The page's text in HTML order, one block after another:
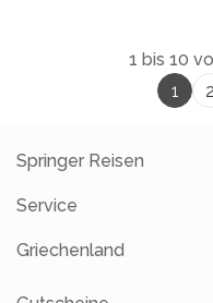
1 bis 10
1
2
Springer Reisen
Unsere Reisebüros
Unsere Partner
Service
Reiseschutz
Griechenland
Restauranttipps